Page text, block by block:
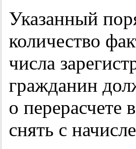
Указанный
количество
числа
гражданин
о перерасчете
снять с